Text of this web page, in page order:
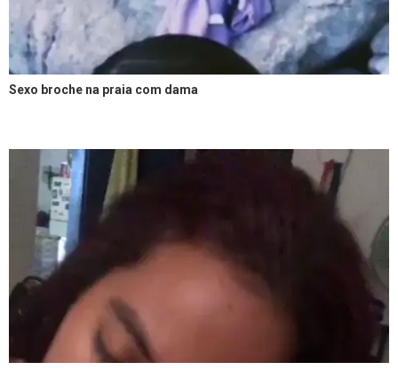
Sexo broche na praia com dama